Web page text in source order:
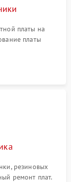
платы на
платы
контактов
и наличия
резиновых
ремонт плат.